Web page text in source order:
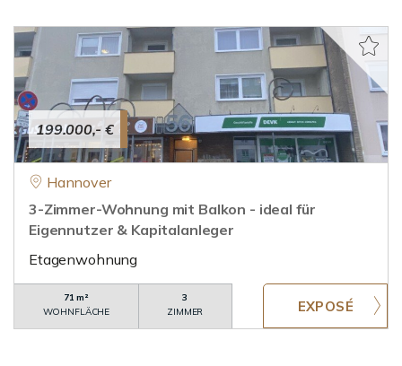
199.000,- €
Hannover
3-Zimmer-Wohnung mit Balkon - ideal für
Eigennutzer & Kapitalanleger
Etagenwohnung
71 m²
WOHNFLÄCHE
3
ZIMMER